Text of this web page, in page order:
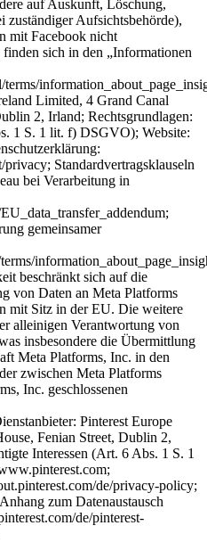
auf Auskunft, Löschung,
zuständiger Aufsichtsbehörde),
mit Facebook nicht
sich in den „Informationen
Limited, 4 Grand Canal
2, Irland; Rechtsgrundlagen:
1 S. 1 lit. f) DSGVO); Website:
Standardvertragsklauseln
bei Verarbeitung in
gemeinsamer
beschränkt sich auf die
von Daten an Meta Platforms
mit Sitz in der EU. Die weitere
alleinigen Verantwortung von
insbesondere die Übermittlung
Meta Platforms, Inc. in den
zwischen Meta Platforms
Inc. geschlossenen
Pinterest Europe
Fenian Street, Dublin 2,
Interessen (Art. 6 Abs. 1 S. 1
de/privacy-policy;
zum Datenaustausch
de/pinterest-